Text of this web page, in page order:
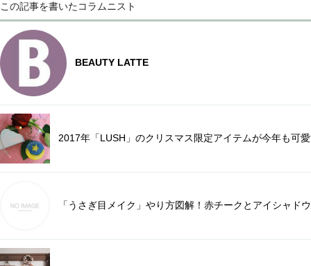
この記事を書いたコラムニスト
BEAUTY LATTE
2017年「LUSH」のクリスマス限定アイテムが今年も可
「うさぎ目メイク」やり方図解！赤チークとアイシャド